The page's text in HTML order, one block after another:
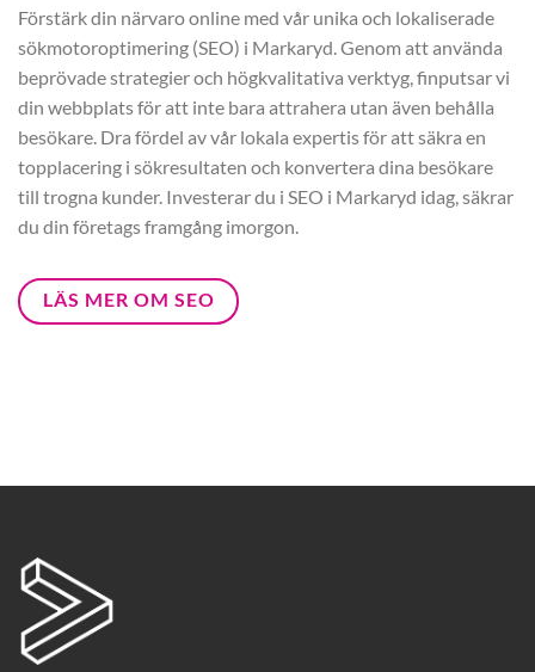
Förstärk din närvaro online med vår unika och lokaliserade
sökmotoroptimering (SEO) i Markaryd. Genom att använda
beprövade strategier och högkvalitativa verktyg, finputsar vi
din webbplats för att inte bara attrahera utan även behålla
besökare. Dra fördel av vår lokala expertis för att säkra en
topplacering i sökresultaten och konvertera dina besökare
till trogna kunder. Investerar du i SEO i Markaryd idag, säkrar
du din företags framgång imorgon.
LÄS MER OM SEO